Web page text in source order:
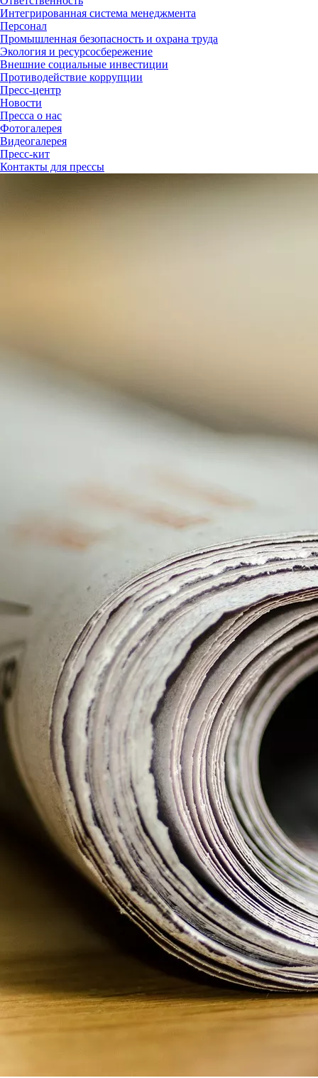
Интегрированная система менеджмента
Персонал
Промышленная безопасность и охрана труда
Экология и ресурсосбережение
Внешние социальные инвестиции
Противодействие коррупции
Пресс-центр
Новости
Пресса о нас
Фотогалерея
Видеогалерея
Пресс-кит
Контакты для прессы